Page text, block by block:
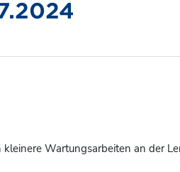
Wartungsarbeiten an der